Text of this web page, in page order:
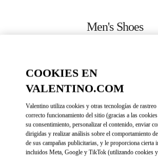
Men's Shoes
CALL NOW
MORE DETAILS
DIRECCIONES
COOKIES EN
VALENTINO.COM
Valentino utiliza cookies y otras tecnologías de rastreo
correcto funcionamiento del sitio (gracias a las
su consentimiento, personalizar el contenido, enviar
dirigidas y realizar análisis sobre el comportamiento
de sus campañas publicitarias, y le proporciona cierta
incluidos Meta, Google y TikTok (utilizando cookies